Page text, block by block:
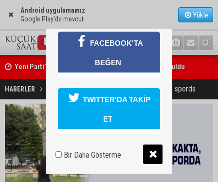
Android uygulamamız
Google Play'de mevcut
Yükle
Yeni Parti’nin Sarıçam ve Karataş teşkilatları oluşturuldu
Feke Belediye Başkanı Cömert Özen, Adana Valisi Mustafa Yavuz’u
ziyaret etti
HABERLER YAŞAM Eğitmenler sokakta, halk evinde sporda
FACEBOOK'TA
BEĞEN
TWITTER'DA TAKİP
ET
Bir Daha Gösterme